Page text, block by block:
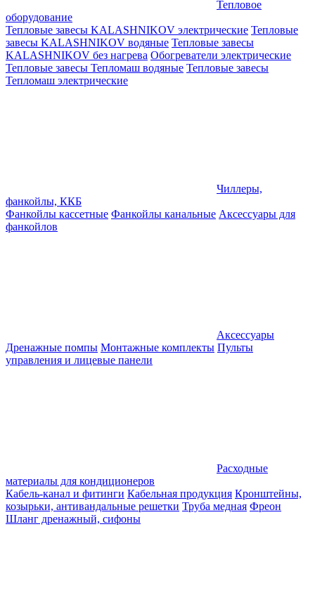
Тепловое
оборудование
Тепловые завесы KALASHNIKOV электрические Тепловые
завесы KALASHNIKOV водяные Тепловые завесы
KALASHNIKOV без нагрева Обогреватели электрические
Тепловые завесы Тепломаш водяные Тепловые завесы
Тепломаш электрические
Чиллеры,
фанкойлы, ККБ
Фанкойлы кассетные Фанкойлы канальные Аксессуары для
фанкойлов
Аксессуары
Дренажные помпы Монтажные комплекты Пульты
управления и лицевые панели
Расходные
материалы для кондиционеров
Кабель-канал и фитинги Кабельная продукция Кронштейны,
козырьки, антивандальные решетки Труба медная Фреон
Шланг дренажный, сифоны